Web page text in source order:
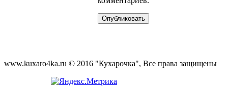
www.kuxaro4ka.ru © 2016 "Кухарочка", Все права защищены